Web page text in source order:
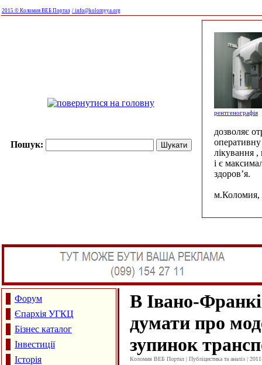
2015 © Коломия ВЕБ Портал / info@kolomyya.org
Пошук:
рентгенографія
дозволяє
лікування ,
і є
здоров’я.
м.Коломия,
Форум
Єпархія УГКЦ
Бізнес каталог
Інвестиції
Історія
В Івано-
думати про
зупинок
Коломия ВЕБ Портал | Публіцистика та аналіз |